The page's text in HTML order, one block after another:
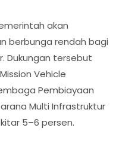
akan
berbunga rendah bagi
Dukungan tersebut
Vehicle
Pembiayaan
Multi Infrastruktur
5–6 persen.